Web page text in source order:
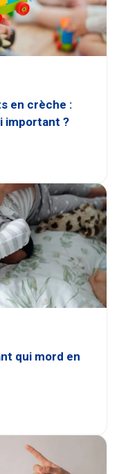
en crèche :
important ?
qui mord en